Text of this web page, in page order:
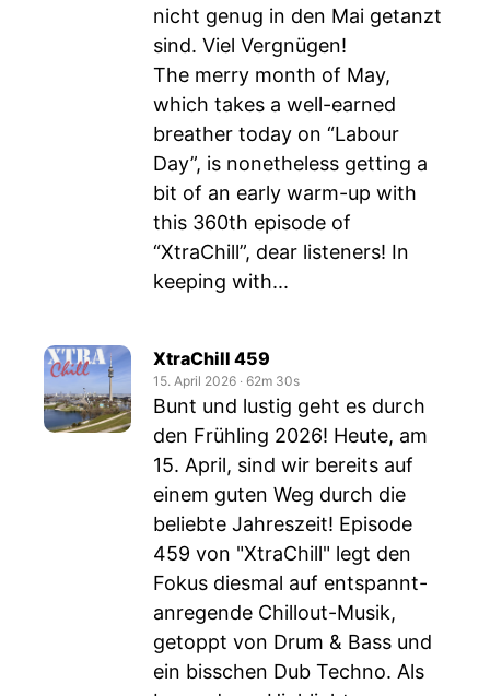
nicht genug in den Mai getanzt
sind. Viel Vergnügen!
The merry month of May,
which takes a well-earned
breather today on “Labour
Day”, is nonetheless getting a
bit of an early warm-up with
this 360th episode of
“XtraChill”, dear listeners! In
keeping with...
XtraChill 459
15. April 2026 ‧ 62m 30s
Bunt und lustig geht es durch
den Frühling 2026! Heute, am
15. April, sind wir bereits auf
einem guten Weg durch die
beliebte Jahreszeit! Episode
459 von "XtraChill" legt den
Fokus diesmal auf entspannt-
anregende Chillout-Musik,
getoppt von Drum & Bass und
ein bisschen Dub Techno. Als